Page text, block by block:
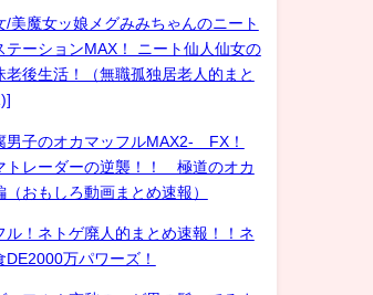
/美魔女ッ娘メグみみちゃんのニート
テーションMAX！ ニート仙人仙女の
老後生活！（無職孤独居老人的まと
男子のオカマッフルMAX2- FX！
トレーダーの逆襲！！ 極道のオカ
（おもしろ動画まとめ速報）
ル！ネトゲ廃人的まとめ速報！！ネ
DE2000万パワーズ！